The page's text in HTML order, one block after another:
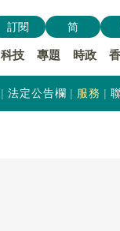
科技 專題 時政
訂閱 简
法定公告欄 服務